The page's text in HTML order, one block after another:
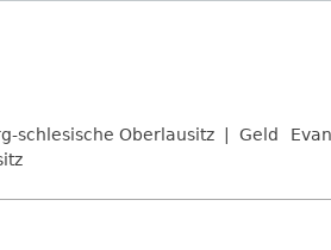
schlesische Oberlausitz Geld